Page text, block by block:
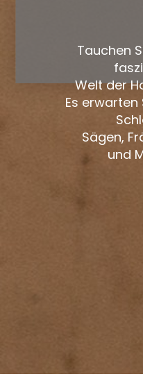
Tauchen
Welt der
Es erwarten
Sägen,
und